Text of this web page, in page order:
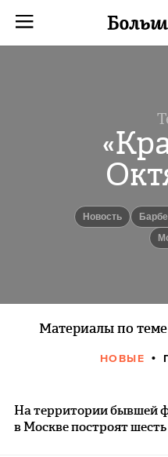
Новость
Материалы по
НОВЫЕ
На территории бывшей
в Москве построят